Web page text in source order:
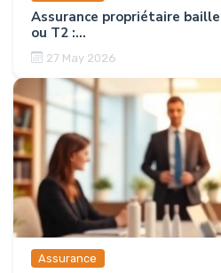
Assurance propriétaire
ou T2 :...
27 May 2026
Assurance